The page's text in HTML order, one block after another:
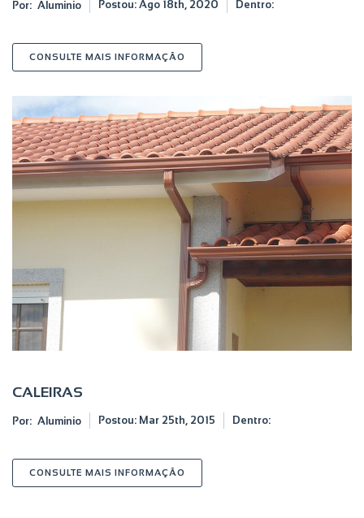
Por: Aluminio Postou: Ago 18th, 2020 Dentro:
CONSULTE MAIS INFORMAÇÃO
CALEIRAS
Por: Aluminio Postou: Mar 25th, 2015 Dentro:
CONSULTE MAIS INFORMAÇÃO